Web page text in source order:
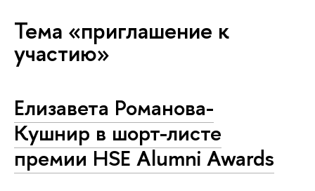
Тема «приглашение к
участию»
Елизавета Романова-
Кушнир в шорт-листе
премии HSE Alumni Awards